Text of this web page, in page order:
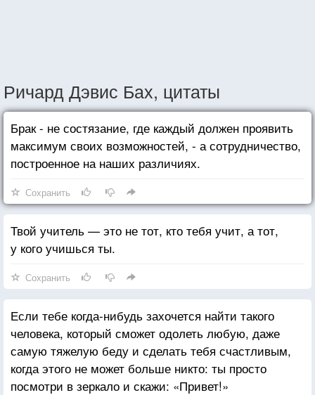
Ричард Дэвис Бах, цитаты
Брак - не состязание, где каждый должен проявить
максимум своих возможностей, - а сотрудничество,
построенное на наших различиях.
Сохранить
Твой учитель — это не тот, кто тебя учит, а тот,
у кого учишься ты.
Сохранить
Если тебе когда-нибудь захочется найти такого
человека, который сможет одолеть любую, даже
самую тяжелую беду и сделать тебя счастливым,
когда этого не может больше никто: ты просто
посмотри в зеркало и скажи: «Привет!»